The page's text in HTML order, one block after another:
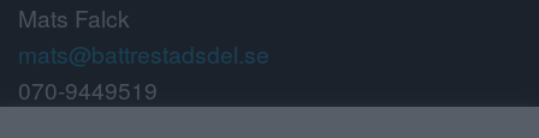
Mats Falck
mats@battrestadsdel.se
070-9449519